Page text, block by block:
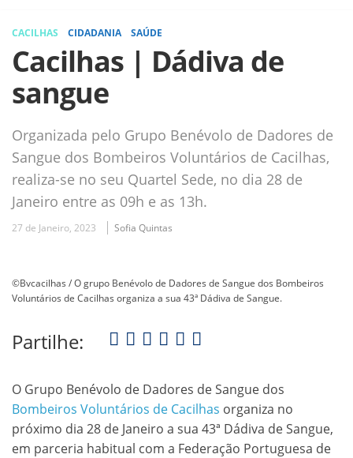
CACILHAS CIDADANIA SAÚDE
Cacilhas | Dádiva de
sangue
Organizada pelo Grupo Benévolo de Dadores de
Sangue dos Bombeiros Voluntários de Cacilhas,
realiza-se no seu Quartel Sede, no dia 28 de
Janeiro entre as 09h e as 13h.
27 de Janeiro, 2023 Sofia Quintas
©Bvcacilhas / O grupo Benévolo de Dadores de Sangue dos Bombeiros
Voluntários de Cacilhas organiza a sua 43ª Dádiva de Sangue.
Partilhe:
O Grupo Benévolo de Dadores de Sangue dos
Bombeiros Voluntários de Cacilhas organiza no
próximo dia 28 de Janeiro a sua 43ª Dádiva de Sangue,
em parceria habitual com a Federação Portuguesa de